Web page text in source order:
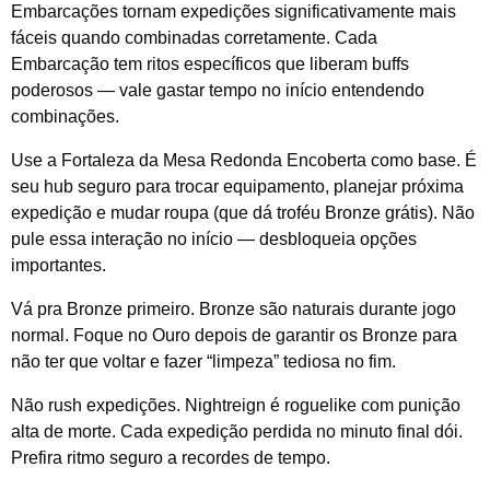
Embarcações tornam expedições significativamente mais
fáceis quando combinadas corretamente. Cada
Embarcação tem ritos específicos que liberam buffs
poderosos — vale gastar tempo no início entendendo
combinações.
Use a Fortaleza da Mesa Redonda Encoberta como base. É
seu hub seguro para trocar equipamento, planejar próxima
expedição e mudar roupa (que dá troféu Bronze grátis). Não
pule essa interação no início — desbloqueia opções
importantes.
Vá pra Bronze primeiro. Bronze são naturais durante jogo
normal. Foque no Ouro depois de garantir os Bronze para
não ter que voltar e fazer “limpeza” tediosa no fim.
Não rush expedições. Nightreign é roguelike com punição
alta de morte. Cada expedição perdida no minuto final dói.
Prefira ritmo seguro a recordes de tempo.